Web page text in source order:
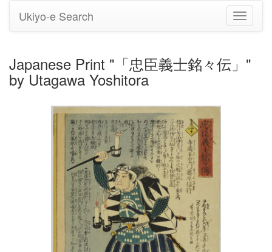
Toggle
Ukiyo-e Search
Japanese Print "「忠臣義士銘々伝」"
by Utagawa Yoshitora